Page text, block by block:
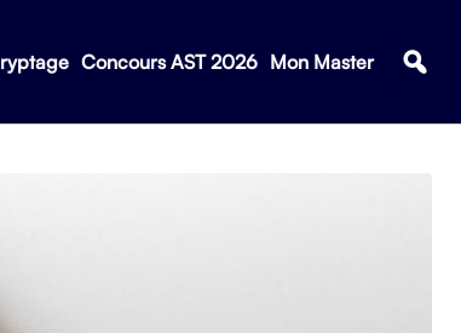
Concours AST 2026 Mon Master